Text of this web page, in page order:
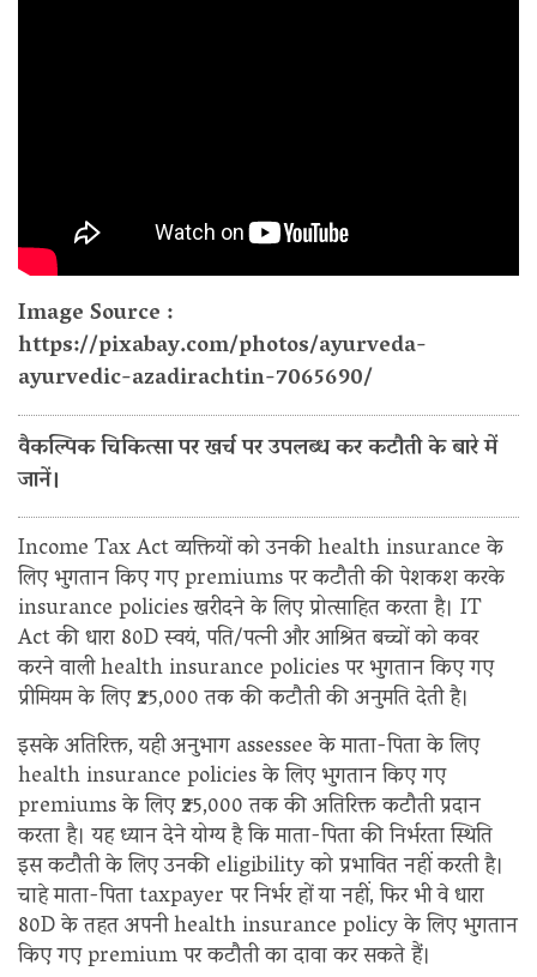
Image Source :
https://pixabay.com/photos/ayurveda-
ayurvedic-azadirachtin-7065690/
वैकल्पिक चिकित्सा पर खर्च पर उपलब्ध कर कटौती के बारे में
जानें।
Income Tax Act व्यक्तियों को उनकी health insurance के
लिए भुगतान किए गए premiums पर कटौती की पेशकश करके
insurance policies खरीदने के लिए प्रोत्साहित करता है। IT
Act की धारा 80D स्वयं, पति/पत्नी और आश्रित बच्चों को कवर
करने वाली health insurance policies पर भुगतान किए गए
प्रीमियम के लिए ₹25,000 तक की कटौती की अनुमति देती है।
इसके अतिरिक्त, यही अनुभाग assessee के माता-पिता के लिए
health insurance policies के लिए भुगतान किए गए
premiums के लिए ₹25,000 तक की अतिरिक्त कटौती प्रदान
करता है। यह ध्यान देने योग्य है कि माता-पिता की निर्भरता स्थिति
इस कटौती के लिए उनकी eligibility को प्रभावित नहीं करती है।
चाहे माता-पिता taxpayer पर निर्भर हों या नहीं, फिर भी वे धारा
80D के तहत अपनी health insurance policy के लिए भुगतान
किए गए premium पर कटौती का दावा कर सकते हैं।